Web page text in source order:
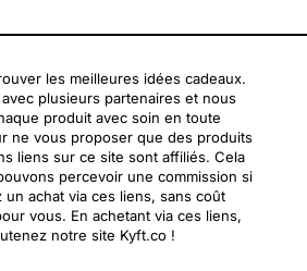
les meilleures idées cadeaux.
plusieurs partenaires et nous
produit avec soin en toute
ne vous proposer que des produits
liens sur ce site sont affiliés. Cela
percevoir une commission si
achat via ces liens, sans coût
vous. En achetant via ces liens,
notre site Kyft.co !